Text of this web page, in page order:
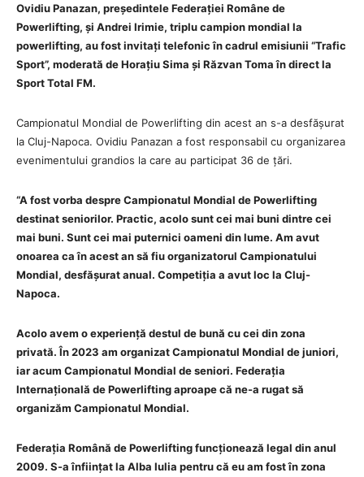
Ovidiu Panazan, președintele Federației Române de
Powerlifting, și Andrei Irimie, triplu campion mondial la
powerlifting, au fost invitați telefonic în cadrul emisiunii “Trafic
Sport”, moderată de Horațiu Sima și Răzvan Toma în direct la
Sport Total FM.
Campionatul Mondial de Powerlifting din acest an s-a desfășurat
la Cluj-Napoca. Ovidiu Panazan a fost responsabil cu organizarea
evenimentului grandios la care au participat 36 de țări.
“A fost vorba despre Campionatul Mondial de Powerlifting
destinat seniorilor. Practic, acolo sunt cei mai buni dintre cei
mai buni. Sunt cei mai puternici oameni din lume. Am avut
onoarea ca în acest an să fiu organizatorul Campionatului
Mondial, desfășurat anual. Competiția a avut loc la Cluj-
Napoca.
Acolo avem o experiență destul de bună cu cei din zona
privată. În 2023 am organizat Campionatul Mondial de juniori,
iar acum Campionatul Mondial de seniori. Federația
Internațională de Powerlifting aproape că ne-a rugat să
organizăm Campionatul Mondial.
Federația Română de Powerlifting funcționează legal din anul
2009. S-a înființat la Alba Iulia pentru că eu am fost în zona